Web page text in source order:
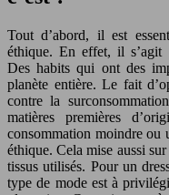
Tout d’abord, il est
éthique. En effet, il s’agit
Des habits qui ont des
planète entière. Le fait
contre la
matières premières
consommation moindre ou
éthique. Cela mise aussi
tissus utilisés. Pour un
type de mode est à